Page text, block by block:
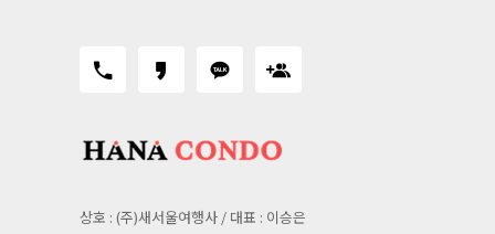
상호 : (주)새서울여행사 / 대표 : 이승은